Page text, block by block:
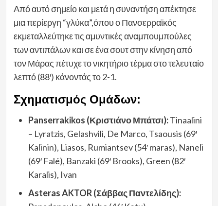
Aπό αυτό σημείο και μετά η συναντήση απέκτησε
μια περίεργη “γλύκα”,όπου ο Πανσερραϊκός
εκμεταλλεύτηκε τις αμυντικές αναμπουμπούλες
των αντιπάλων και σε ένα σουτ στην κίνηση από
τον Μάρας πέτυχε το νικητήριο τέρμα στο τελευταίο
λεπτό (88′) κάνοντάς το 2-1.
Σχηματισμός Ομάδων:
Panserrakikos (Κριστιάνο Μπάτσι):Tinaalini
– Lyratzis, Gelashvili, De Marco, Tsaousis (69′
Kalinin), Liasos, Rumiantsev (54′ maras), Naneli
(69′ Falé), Banzaki (69′ Brooks), Green (82′
Karalis), Ivan
Asteras AKTOR (Σάββας Παντελίδης):